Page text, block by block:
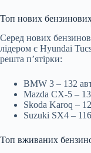
Топ нових
Серед нових
лідером є Hyundai
решта п’ятірки:
BMW 3 – 132
Mazda CX-5 –
Skoda Karoq –
Suzuki SX4 –
Топ вживаних